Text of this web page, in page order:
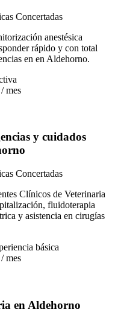
Concertadas
anestésica
rápido y con total
en en Aldehorno.
mes
y cuidados
Concertadas
Clínicos de Veterinaria
fluidoterapia
y asistencia en cirugías
básica
mes
en Aldehorno